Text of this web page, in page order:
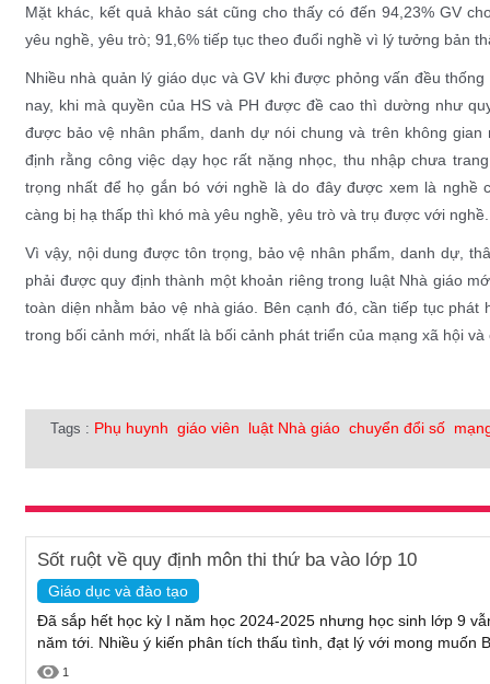
Mặt khác, kết quả khảo sát cũng cho thấy có đến 94,23% GV
yêu nghề, yêu trò; 91,6% tiếp tục theo đuổi nghề vì lý tưởng bản
Nhiều nhà quản lý giáo dục và GV khi được phỏng vấn đều
nay, khi mà quyền của HS và PH được đề cao thì dường như
được bảo vệ nhân phẩm, danh dự nói chung và trên không
định rằng công việc dạy học rất nặng nhọc, thu nhập chưa
trọng nhất để họ gắn bó với nghề là do đây được xem là nghề
càng bị hạ thấp thì khó mà yêu nghề, yêu trò và trụ được với nghề.
Vì vậy, nội dung được tôn trọng, bảo vệ nhân phẩm, danh dự,
phải được quy định thành một khoản riêng trong luật Nhà giáo
toàn diện nhằm bảo vệ nhà giáo. Bên cạnh đó, cần tiếp tục
trong bối cảnh mới, nhất là bối cảnh phát triển của mạng xã hội và
Tags : Phụ huynh giáo viên luật Nhà giáo chuyển đổi số
Sốt ruột về quy định môn thi thứ ba vào lớp 10
Giáo dục và đào tạo
Đã sắp hết học kỳ I năm học 2024-2025 nhưng học sinh lớp 9
năm tới. Nhiều ý kiến phân tích thấu tình, đạt lý với mong muốn
1